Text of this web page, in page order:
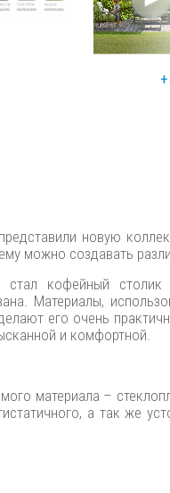
новую
можно создавать
кофейный столик
Материалы,
его очень
и комфортной.
материала –
а так же